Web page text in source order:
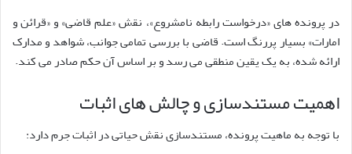
در پرونده های «درخواست رابطه نامشروع»، نقش «علم قاضی» و «قرائن و
امارات» بسیار پررنگ است. قاضی با بررسی تمامی جوانب، شواهد و مدارک
ارائه شده، به یک یقین منطقی می رسد و بر اساس آن حکم صادر می کند.
اهمیت مستندسازی و چالش های اثبات
با توجه به ماهیت پرونده، مستندسازی نقش حیاتی در اثبات جرم دارد: